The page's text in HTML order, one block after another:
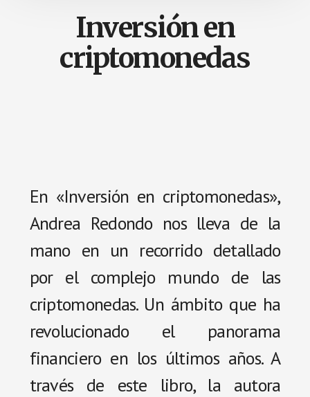
Inversión en
criptomonedas
En «Inversión en criptomonedas»,
Andrea Redondo nos lleva de la
mano en un recorrido detallado
por el complejo mundo de las
criptomonedas. Un ámbito que ha
revolucionado el panorama
financiero en los últimos años. A
través de este libro, la autora